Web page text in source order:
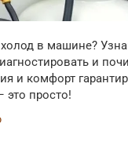
в машине?
и
и комфорт
это просто!